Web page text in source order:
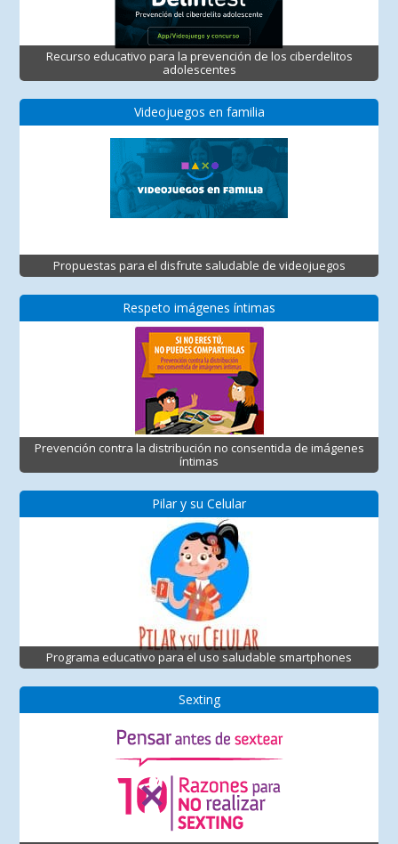
Recurso educativo para la prevención de los ciberdelitos
adolescentes
Videojuegos en familia
Propuestas para el disfrute saludable de videojuegos
Respeto imágenes íntimas
Prevención contra la distribución no consentida de imágenes
íntimas
Pilar y su Celular
Programa educativo para el uso saludable smartphones
Sexting